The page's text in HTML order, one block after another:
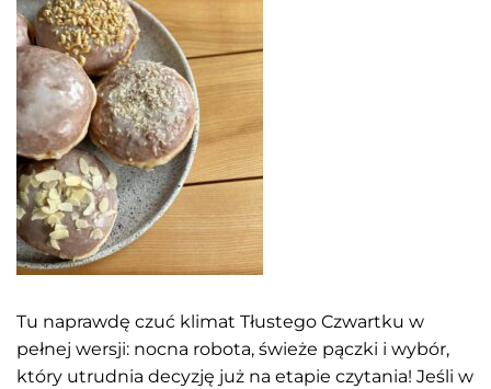
Tu naprawdę czuć klimat Tłustego Czwartku w
pełnej wersji: nocna robota, świeże pączki i wybór,
który utrudnia decyzję już na etapie czytania! Jeśli w